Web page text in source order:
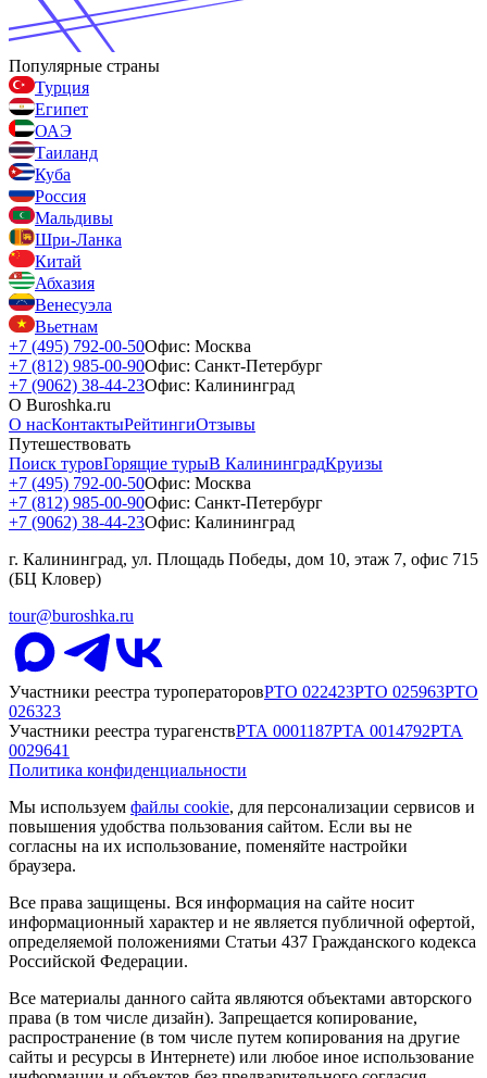
Популярные страны
Турция
Египет
ОАЭ
Таиланд
Куба
Россия
Мальдивы
Шри-Ланка
Китай
Абхазия
Венесуэла
Вьетнам
+7 (495) 792-00-50Офис: Москва
+7 (812) 985-00-90Офис: Санкт-Петербург
+7 (9062) 38-44-23Офис: Калининград
О Buroshka.ru
О насКонтактыРейтингиОтзывы
Путешествовать
Поиск туровГорящие турыВ КалининградКруизы
+7 (495) 792-00-50Офис: Москва
+7 (812) 985-00-90Офис: Санкт-Петербург
+7 (9062) 38-44-23Офис: Калининград
г. Калининград, ул. Площадь Победы, дом 10, этаж 7, офис 715
(БЦ Кловер)
tour@buroshka.ru
Участники реестра туроператоровРТО 022423РТО 025963РТО
026323
Участники реестра турагенствРТА 0001187РТА 0014792РТА
0029641
Политика конфиденциальности
Мы используем файлы cookie, для персонализации сервисов и
повышения удобства пользования сайтом. Если вы не
согласны на их использование, поменяйте настройки
браузера.
Все права защищены. Вся информация на сайте носит
информационный характер и не является публичной офертой,
определяемой положениями Статьи 437 Гражданского кодекса
Российской Федерации.
Все материалы данного сайта являются объектами авторского
права (в том числе дизайн). Запрещается копирование,
распространение (в том числе путем копирования на другие
сайты и ресурсы в Интернете) или любое иное использование